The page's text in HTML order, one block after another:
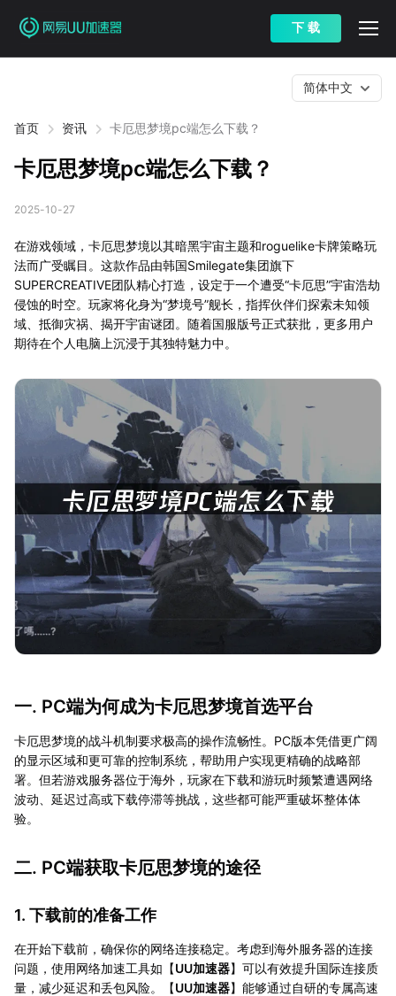
下 载
首页 资讯 卡厄思梦境pc端怎么下载？
简体中文
卡厄思梦境pc端怎么下载？
2025-10-27
在游戏领域，卡厄思梦境以其暗黑宇宙主题和roguelike卡牌策略玩
法而广受瞩目。这款作品由韩国Smilegate集团旗下
SUPERCREATIVE团队精心打造，设定于一个遭受“卡厄思”宇宙浩劫
侵蚀的时空。玩家将化身为“梦境号”舰长，指挥伙伴们探索未知领
域、抵御灾祸、揭开宇宙谜团。随着国服版号正式获批，更多用户
期待在个人电脑上沉浸于其独特魅力中。
一. PC端为何成为卡厄思梦境首选平台
卡厄思梦境的战斗机制要求极高的操作流畅性。PC版本凭借更广阔
的显示区域和更可靠的控制系统，帮助用户实现更精确的战略部
署。但若游戏服务器位于海外，玩家在下载和游玩时频繁遭遇网络
波动、延迟过高或下载停滞等挑战，这些都可能严重破坏整体体
验。
二. PC端获取卡厄思梦境的途径
1. 下载前的准备工作
在开始下载前，确保你的网络连接稳定。考虑到海外服务器的连接
问题，使用网络加速工具如【UU加速器】可以有效提升国际连接质
量，减少延迟和丢包风险。【UU加速器】能够通过自研的专属高速